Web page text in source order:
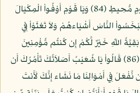
أَخَافُ عَلَيْكُمْ عَذَابَ يَوْمٍ مُّحِيطٍ (84) وَيَا قَوْمِ أَوْفُواْ الْمِكْيَالَ
النَّاسَ أَشْيَاءهُمْ وَلاَ تَعْثَوْاْ فِي
مُفْسِدِينَ (85) بَقِيَّةُ اللّهِ خَيْرٌ لَّكُمْ إِن كُنتُم مُّؤْمِنِينَ
وَمَا أَنَاْ عَلَيْكُم بِحَفِيظٍ (86) قَالُواْ يَا شُعَيْبُ أَصَلاَتُكَ تَأْمُرُكَ أَن
نَّفْعَلَ فِي أَمْوَالِنَا مَا نَشَاء إِنَّكَ لَأَنتَ